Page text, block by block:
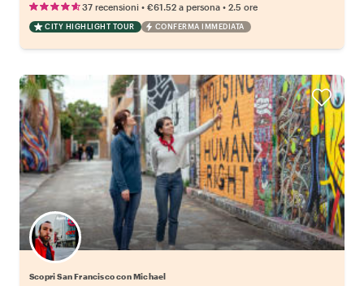
37 recensioni • €61.52 a persona • 2.5 ore
CITY HIGHLIGHT TOUR CONFERMA IMMEDIATA
Scopri San Francisco con Michael